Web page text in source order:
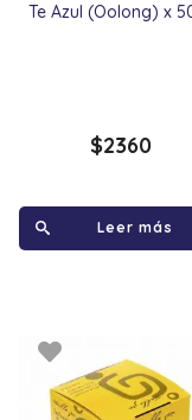
Te Azul (Oolong) x
$2360
Leer más